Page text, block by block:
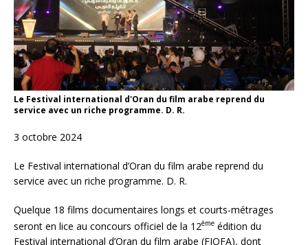
Le Festival international d'Oran du film arabe reprend du
service avec un riche programme. D. R.
3 octobre 2024
Le Festival international d’Oran du film arabe reprend du
service avec un riche programme. D. R.
Quelque 18 films documentaires longs et courts-métrages
seront en lice au concours officiel de la 12ème édition du
Festival international d’Oran du film arabe (FIOFA), dont